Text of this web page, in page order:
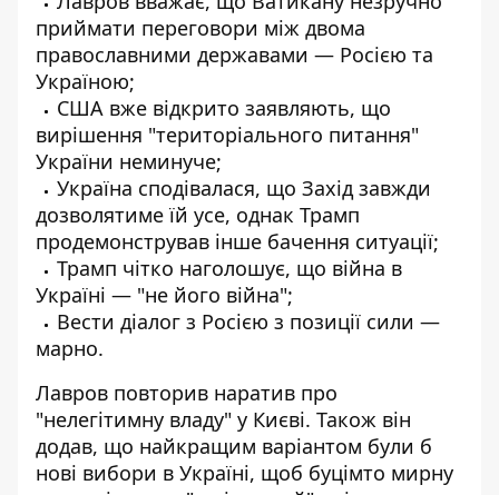
приймати переговори між двома
православними державами — Росією та
Україною;
США вже відкрито заявляють, що
вирішення "територіального питання"
України неминуче;
Україна сподівалася, що Захід завжди
дозволятиме їй усе, однак Трамп
продемонстрував інше бачення ситуації;
Трамп чітко наголошує, що війна в
Україні — "не його війна";
Вести діалог з Росією з позиції сили —
марно.
Лавров повторив наратив про
"нелегітимну владу" у Києві. Також він
додав, що найкращим варіантом були б
нові вибори в Україні, щоб буцімто мирну